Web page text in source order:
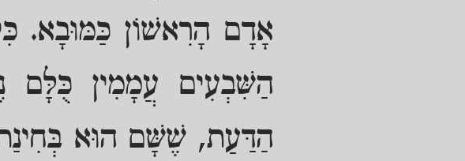
אָדָם הָרִאשׁוֹן כַּמּוּבָא.
הַשִּׁבְעִים עֲמָמִין כֻּלָּם
הַדַּעַת, שֶׁשָּׁם הוּא